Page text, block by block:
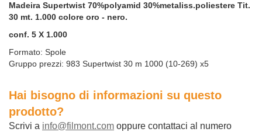
Madeira Supertwist 70%polyamid 30%metaliss.poliestere Tit.
30 mt. 1.000 colore oro - nero.
conf. 5 X 1.000
Formato: Spole
Gruppo prezzi: 983 Supertwist 30 m 1000 (10-269) x5
Hai bisogno di informazioni su questo
prodotto?
Scrivi a info@filmont.com oppure contattaci al numero